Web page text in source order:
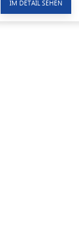
IM DETAIL SEHEN